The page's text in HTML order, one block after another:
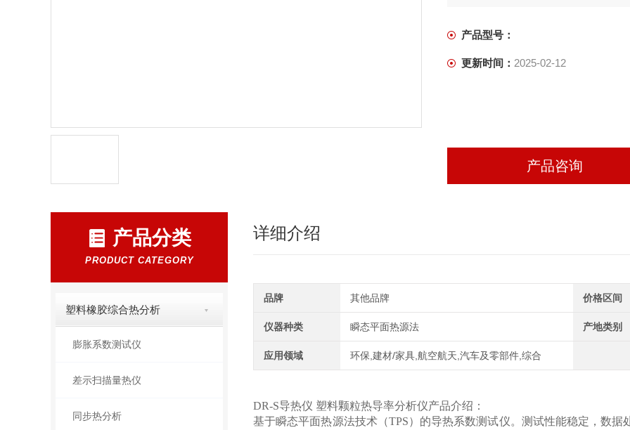
产品型号：
更新时间： 2025-02-12
产品咨询
产品分类
PRODUCT CATEGORY
塑料橡胶综合热分析
膨胀系数测试仪
差示扫描量热仪
同步热分析
详细介绍
品牌 其他品牌 价格区间
仪器种类 瞬态平面热源法 产地类别
应用领域 环保,建材/家具,航空航天,汽车及零部件,综合
DR-S导热仪 塑料颗粒热导率分析仪产品介绍：
基于瞬态平面热源法技术（TPS）的导热系数测试仪。测试性能稳定，数